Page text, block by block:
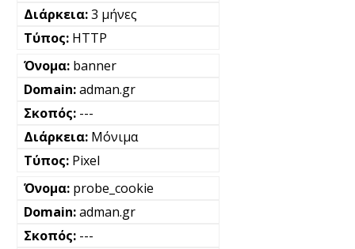
3 μήνες
HTTP
banner
adman.gr
---
Μόνιμα
Pixel
probe_cookie
adman.gr
---